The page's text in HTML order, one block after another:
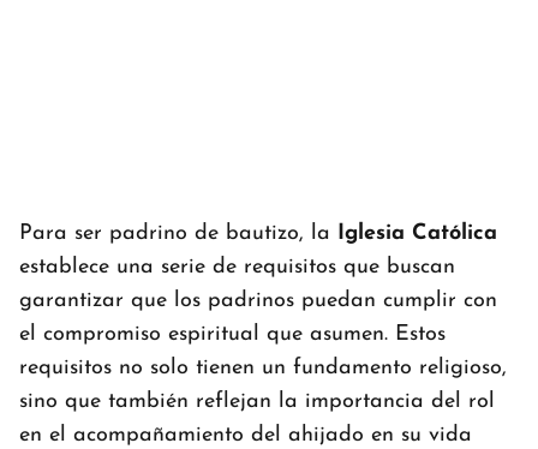
Para ser padrino de bautizo, la
Iglesia Católica
establece una serie de requisitos que buscan
garantizar que los padrinos puedan cumplir con
el compromiso espiritual que asumen. Estos
requisitos no solo tienen un fundamento religioso,
sino que también reflejan la importancia del rol
en el acompañamiento del ahijado en su vida